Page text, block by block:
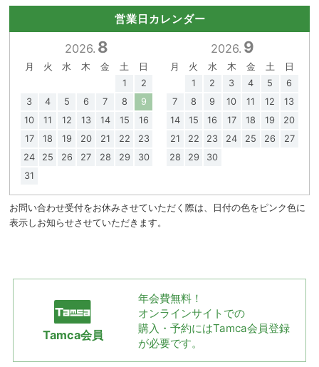
営業日カレンダー
2026. 8
月 火 水 木 金 土
日
1
2
3
4 5 6 7 8
9
10
11 12 13 14 15
16
17
18 19 20 21 22
23
24
25 26 27 28 29
30
31
2026. 9
月 火 水 木 金 土
日
1
2 3 4 5
6
7
8 9 10 11 12
13
14
15 16 17 18 19
20
21
22 23 24 25 26
27
28
29 30
お問い合わせ受付をお休みさせていただく際は、日付の色をピンク色に
表示しお知らせさせていただきます。
Tamca会員
年会費無料！
オンラインサイトでの
購入・予約にはTamca会員登録
が必要です。